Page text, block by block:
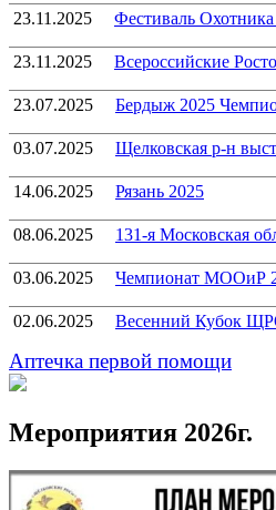
23.11.2025 Фестиваль
23.11.2025 Всероссийские
23.07.2025 Бердыж 2025
03.07.2025 Щелковская р-н
14.06.2025 Рязань 2025
08.06.2025 131-я Московская
03.06.2025 Чемпионат МООиР
02.06.2025 Весенний Кубок
Аптечка первой помощи
Мероприятия 2026г.